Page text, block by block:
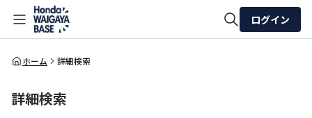
全体検索
ログイン
ホーム 詳細検索
詳細検索